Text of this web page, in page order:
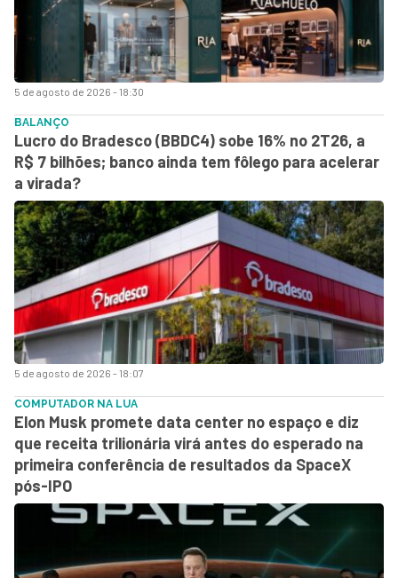
5 de agosto de 2026 - 18:30
5 de agosto de 2026 - 18:07
BALANÇO
Lucro do Bradesco (BBDC4) sobe 16% no 2T26, a
R$ 7 bilhões; banco ainda tem fôlego para acelerar
a virada?
COMPUTADOR NA LUA
Elon Musk promete data center no espaço e diz
que receita trilionária virá antes do esperado na
primeira conferência de resultados da SpaceX
pós-IPO